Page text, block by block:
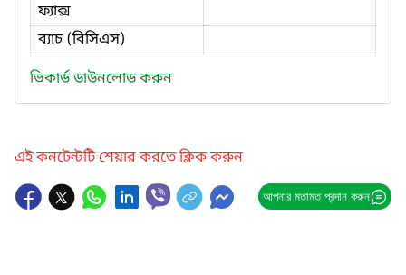
ফ্যাক্স
ব্যাচ (বিসিএস)
ভিকার্ড ডাউনলোড করুন
এই কনটেন্টটি শেয়ার করতে ক্লিক করুন
আপনার মতামত প্রদান করুন